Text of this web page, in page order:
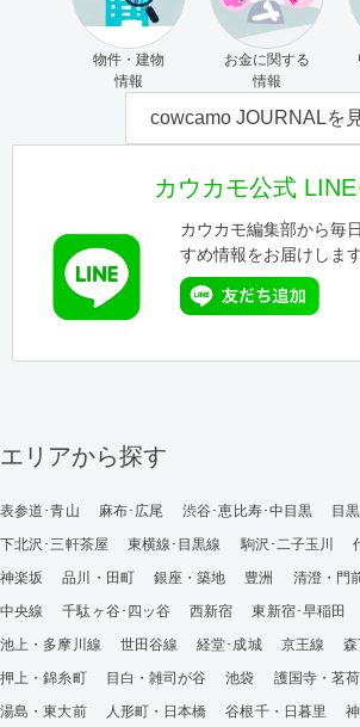
物件・建物
情報
お金に関する
情報
cowcamo JOURNALを
カウカモ公式 LINE
カウカモ編集部から毎
すめ情報をお届けします
エリアから探す
表参道･青山 麻布･広尾 渋谷･恵比寿･中目黒
目
下北沢･三軒茶屋
東横線･目黒線 駒沢･二子玉川
神楽坂
品川・田町 銀座・築地 豊洲 清澄・門
中央線
千駄ヶ谷･四ッ谷 西新宿 東新宿･早稲田
池上・多摩川線
世田谷線 経堂･成城 京王線
押上・錦糸町
目白・雑司が谷 池袋 護国寺・茗
湯島・東大前
人形町・日本橋 谷根千・日暮里